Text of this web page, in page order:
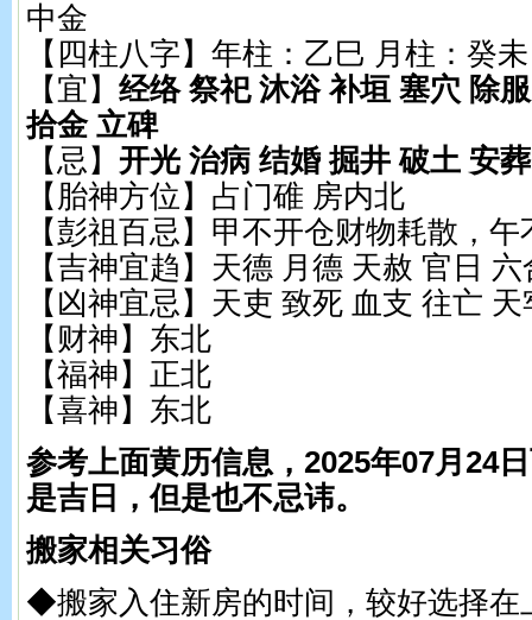
中金
【四柱八字】年柱：乙巳 月柱：癸
【宜】 经络 祭祀 沐浴 补垣 塞穴 除
拾金 立碑
【忌】 开光 治病 结婚 掘井 破土 安葬
【胎神方位】占门碓 房内北
【彭祖百忌】甲不开仓财物耗散，
【吉神宜趋】天德 月德 天赦 官日
【凶神宜忌】天吏 致死 血支 往亡 天
【财神】东北
【福神】正北
【喜神】东北
参考上面黄历信息，2025年07月24
是吉日，但是也不忌讳。
搬家相关习俗
◆搬家入住新房的时间，较好选择在